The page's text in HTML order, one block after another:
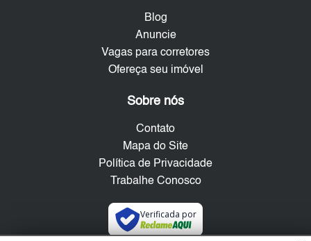
Blog
Anuncie
Vagas para corretores
Ofereça seu imóvel
Sobre nós
Contato
Mapa do Site
Política de Privacidade
Trabalhe Conosco
Verificada por